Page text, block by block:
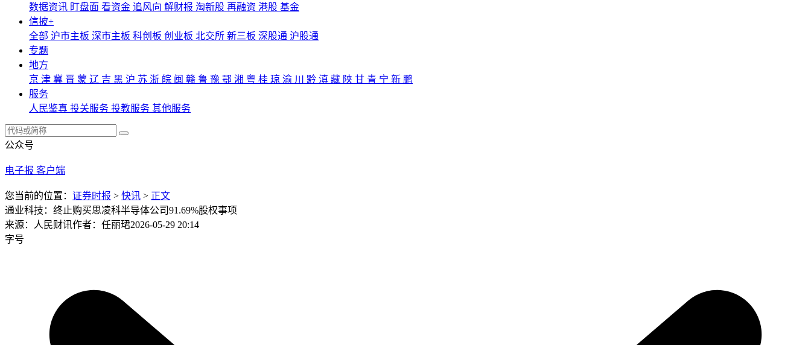
数据资讯 盯盘面 看资金 追风向 解财报 淘新股 再融资 港股 基金
信披+
全部 沪市主板 深市主板 科创板 创业板 北交所 新三板 深股通 沪股通
专题
地方
京 津 冀 晋 蒙 辽 吉 黑 沪 苏 浙 皖 闽 赣 鲁 豫 鄂 湘 粤 桂 琼 渝 川 黔 滇 藏 陕 甘 青 宁 新 鹏
服务
人民鉴真 投关服务 投教服务 其他服务
公众号
电子报 客户端
您当前的位置： 证券时报 > 快讯 > 正文
通业科技：终止购买思凌科半导体公司91.69%股权事项
来源：人民财讯作者：任丽珺2026-05-29 20:14
字号